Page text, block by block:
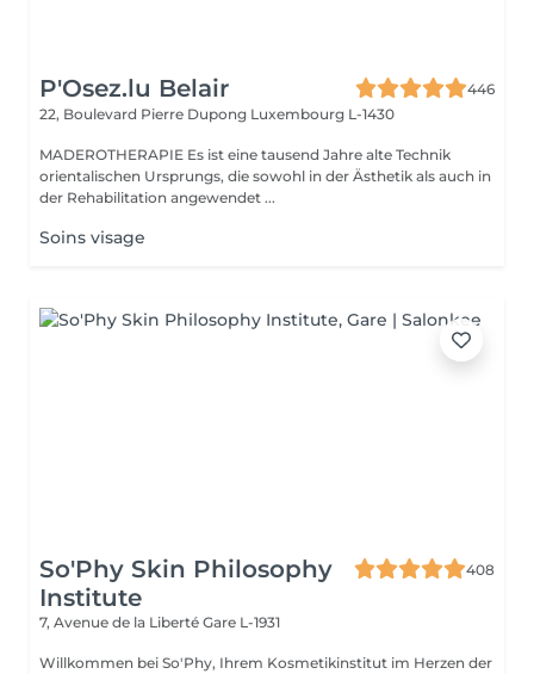
P'Osez.lu Belair
446
22, Boulevard Pierre Dupong Luxembourg L-1430
MADEROTHERAPIE Es ist eine tausend Jahre alte Technik
orientalischen Ursprungs, die sowohl in der Ästhetik als auch in
der Rehabilitation angewendet ...
Soins visage
So'Phy Skin Philosophy
Institute
408
7, Avenue de la Liberté Gare L-1931
Willkommen bei So'Phy, Ihrem Kosmetikinstitut im Herzen der